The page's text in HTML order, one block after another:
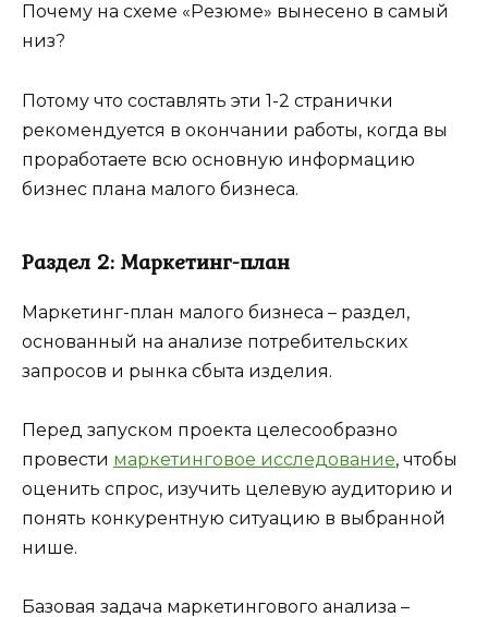
Почему на схеме «Резюме» вынесено в самый
низ?
Потому что составлять эти 1-2 странички
рекомендуется в окончании работы, когда вы
проработаете всю основную информацию
бизнес плана малого бизнеса.
Раздел 2: Маркетинг-план
Маркетинг-план малого бизнеса – раздел,
основанный на анализе потребительских
запросов и рынка сбыта изделия.
Перед запуском проекта целесообразно
провести маркетинговое исследование, чтобы
оценить спрос, изучить целевую аудиторию и
понять конкурентную ситуацию в выбранной
нише.
Базовая задача маркетингового анализа –